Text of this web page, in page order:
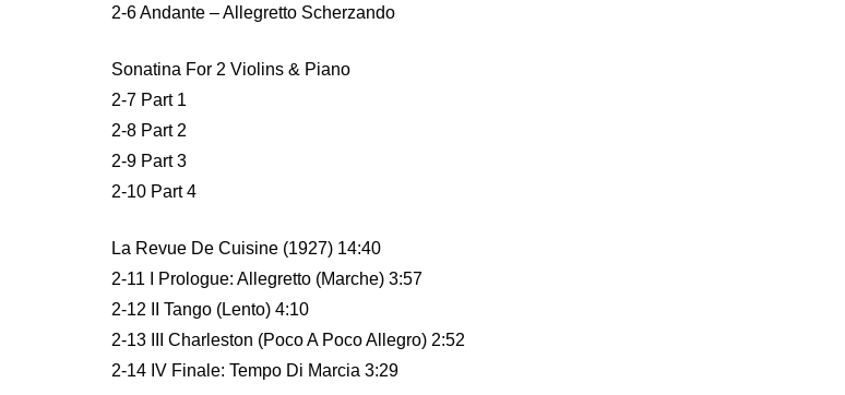
2-6 Andante – Allegretto Scherzando
Sonatina For 2 Violins & Piano
2-7 Part 1
2-8 Part 2
2-9 Part 3
2-10 Part 4
La Revue De Cuisine (1927) 14:40
2-11 I Prologue: Allegretto (Marche) 3:57
2-12 II Tango (Lento) 4:10
2-13 III Charleston (Poco A Poco Allegro) 2:52
2-14 IV Finale: Tempo Di Marcia 3:29